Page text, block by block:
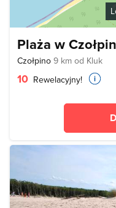
Plaża w
Czołpino 9 km od Kluk
10 Rewelacyjny!